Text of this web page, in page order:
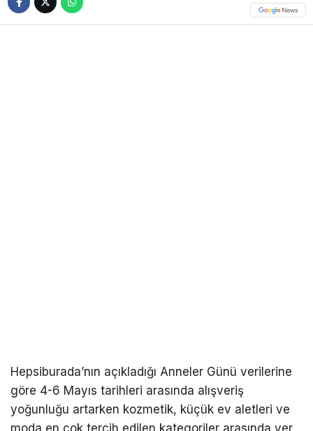
Hepsiburada’nın açıkladığı Anneler Günü verilerine
göre 4-6 Mayıs tarihleri arasında alışveriş
yoğunluğu artarken kozmetik, küçük ev aletleri ve